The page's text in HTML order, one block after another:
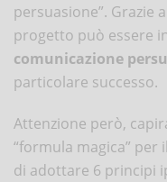
persuasione”. Grazie
progetto può essere
comunicazione
particolare successo.
Attenzione però,
“formula magica” per
di adottare 6 principi